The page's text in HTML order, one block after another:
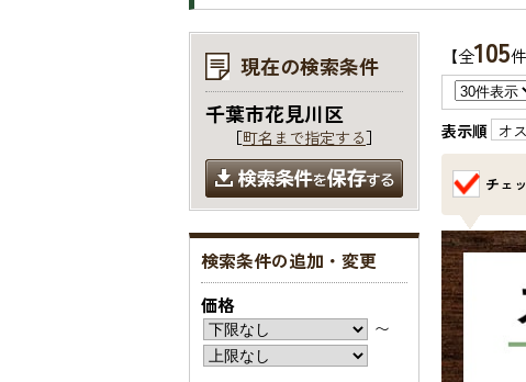
【全105
表示順 オ
チェ
現在の検索条件
千葉市花見川区
［町名まで指定する］
検索条件の追加・変更
価格
〜